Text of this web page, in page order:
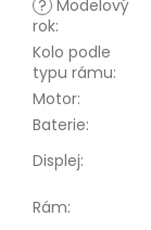
? Modelový
rok:
Kolo podle
typu rámu:
Motor:
Baterie:
Displej:
Rám: